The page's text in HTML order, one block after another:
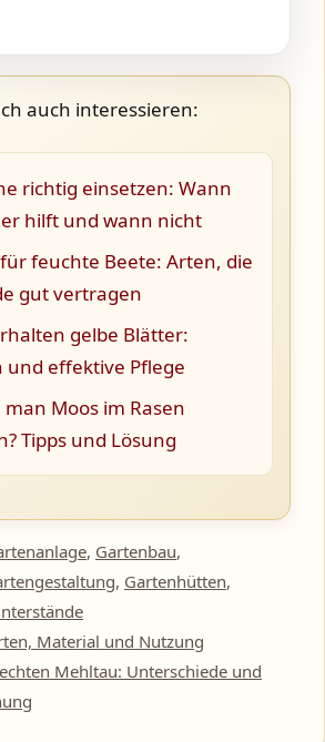
auch interessieren:
richtig einsetzen: Wann
hilft und wann nicht
feuchte Beete: Arten, die
gut vertragen
gelbe Blätter:
und effektive Pflege
Moos im Rasen
Tipps und Lösung
, Gartenbau,
, Gartenhütten,
Material und Nutzung
Mehltau: Unterschiede und